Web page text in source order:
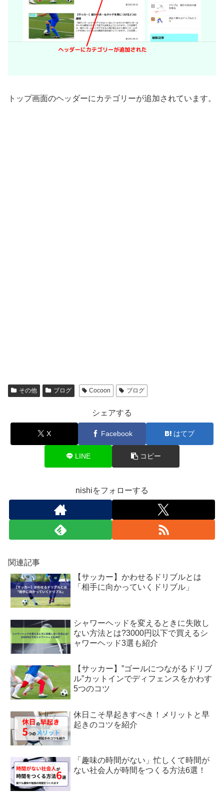
トップ画面のヘッダーにカテゴリーが追加されています。
その他 ブログ Cocoon ブログ
シェアする
X Facebook はてブ
LINE コピー
nishiをフォローする
関連記事
【サッカー】かわせるドリブルとは
「相手に向かっていくドリブル」
シャワーヘッドを変えるときに失敗し
ない方法とは?3000円以下で買えるシ
ャワーヘッド3選も紹介
【サッカー】”ゴールにつながるドリブ
ル”カットインでディフェンスをかわす
5つのコツ
休日こそ早起きすべき！メリットと早
起きのコツを紹介
「趣味の時間がない」忙しくて時間が
ない社会人が時間をつくる方法6選！